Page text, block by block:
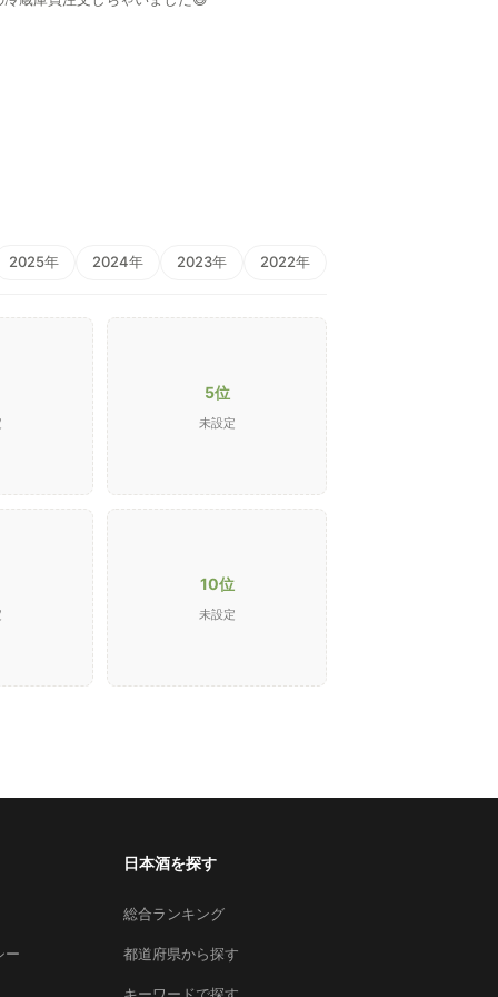
2025年 2024年 2023年 2022年
5位
未設定
10位
未設定
ー
日本酒を探す
総合ランキング
都道府県から探す